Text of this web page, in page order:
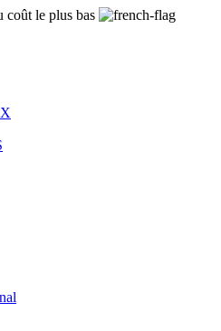
coût le plus bas